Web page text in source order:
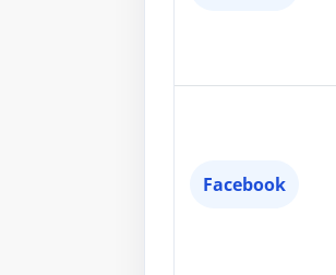
Facebook